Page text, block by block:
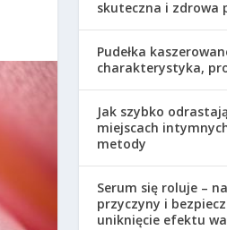
skuteczna i zdrowa
Pudełka
charakterystyka,
Jak szybko
miejscach
metody
Serum się roluje –
przyczyny i
uniknięcie efektu